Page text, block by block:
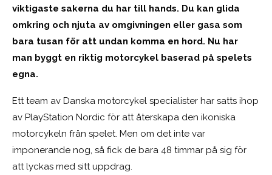
viktigaste sakerna du har till hands. Du kan glida
omkring och njuta av omgivningen eller gasa som
bara tusan för att undan komma en hord. Nu har
man byggt en riktig motorcykel baserad på spelets
egna.
Ett team av Danska motorcykel specialister har satts ihop
av PlayStation Nordic för att återskapa den ikoniska
motorcykeln från spelet. Men om det inte var
imponerande nog, så fick de bara 48 timmar på sig för
att lyckas med sitt uppdrag.